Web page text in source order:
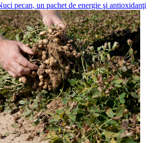
pecan, un pachet de energie şi antioxidanţi